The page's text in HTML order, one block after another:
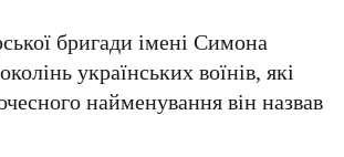
бригади імені Симона
українських воїнів, які
найменування він назвав